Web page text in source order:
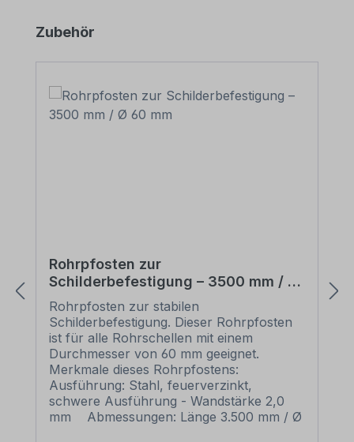
Produktgalerie überspringen
Zubehör
Rohrpfosten zur
Schilderbefestigung – 3500 mm / Ø
60 mm
Rohrpfosten zur stabilen
Schilderbefestigung. Dieser Rohrpfosten
ist für alle Rohrschellen mit einem
Durchmesser von 60 mm geeignet.
Merkmale dieses Rohrpfostens:
Ausführung: Stahl, feuerverzinkt,
schwere Ausführung - Wandstärke 2,0
mm Abmessungen: Länge 3.500 mm / Ø